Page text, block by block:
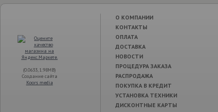
(0.0633, 1.98MB)
Создание сайта
Koors media
О КОМПАНИИ
КОНТАКТЫ
ОПЛАТА
ДОСТАВКА
НОВОСТИ
ПРОЦЕДУРА ЗАКАЗА
РАСПРОДАЖА
ПОКУПКА В КРЕДИТ
УСТАНОВКА ТЕХНИКИ
ДИСКОНТНЫЕ КАРТЫ